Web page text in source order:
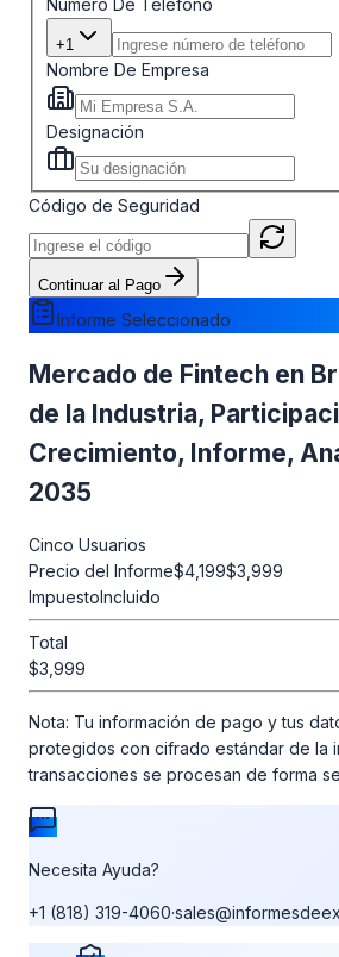
+1
Nombre De Empresa
Designación
Código de Seguridad
Continuar al Pago
Informe Seleccionado
Mercado de Fintech en
de la Industria,
Crecimiento, Informe,
2035
Cinco Usuarios
Precio del Informe$4,199$3,999
ImpuestoIncluido
Total
$3,999
Nota: Tu información de pago y tus
protegidos con cifrado estándar de la
transacciones se procesan de forma
Necesita Ayuda?
+1 (818) 319-4060·